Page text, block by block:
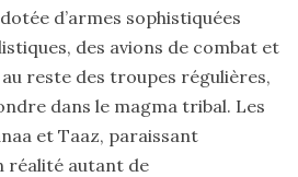
d’armes sophistiquées
des avions de combat et
reste des troupes régulières,
dans le magma tribal. Les
et Taaz, paraissant
réalité autant de